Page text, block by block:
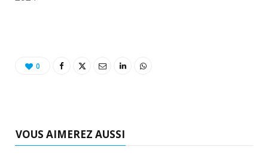
0
VOUS AIMEREZ AUSSI